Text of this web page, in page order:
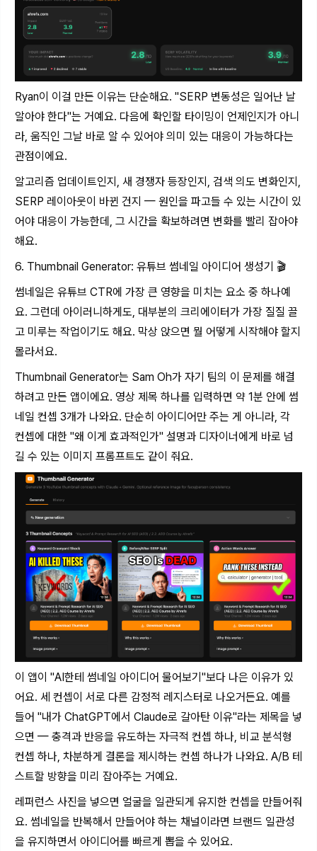
Ryan이 이걸 만든 이유는 단순해요. "SERP 변동성은 일어난 날
알아야 한다"는 거예요. 다음에 확인할 타이밍이 언제인지가 아니
라, 움직인 그날 바로 알 수 있어야 의미 있는 대응이 가능하다는
관점이에요.
알고리즘 업데이트인지, 새 경쟁자 등장인지, 검색 의도 변화인지,
SERP 레이아웃이 바뀐 건지 — 원인을 파고들 수 있는 시간이 있
어야 대응이 가능한데, 그 시간을 확보하려면 변화를 빨리 잡아야
해요.
6. Thumbnail Generator: 유튜브 썸네일 아이디어 생성기 🎬
썸네일은 유튜브 CTR에 가장 큰 영향을 미치는 요소 중 하나예
요. 그런데 아이러니하게도, 대부분의 크리에이터가 가장 질질 끌
고 미루는 작업이기도 해요. 막상 앉으면 뭘 어떻게 시작해야 할지
몰라서요.
Thumbnail Generator는 Sam Oh가 자기 팀의 이 문제를 해결
하려고 만든 앱이에요. 영상 제목 하나를 입력하면 약 1분 안에 썸
네일 컨셉 3개가 나와요. 단순히 아이디어만 주는 게 아니라, 각
컨셉에 대한 "왜 이게 효과적인가" 설명과 디자이너에게 바로 넘
길 수 있는 이미지 프롬프트도 같이 줘요.
이 앱이 "AI한테 썸네일 아이디어 물어보기"보다 나은 이유가 있
어요. 세 컨셉이 서로 다른 감정적 레지스터로 나오거든요. 예를
들어 "내가 ChatGPT에서 Claude로 갈아탄 이유"라는 제목을 넣
으면 — 충격과 반응을 유도하는 자극적 컨셉 하나, 비교 분석형
컨셉 하나, 차분하게 결론을 제시하는 컨셉 하나가 나와요. A/B 테
스트할 방향을 미리 잡아주는 거예요.
레퍼런스 사진을 넣으면 얼굴을 일관되게 유지한 컨셉을 만들어줘
요. 썸네일을 반복해서 만들어야 하는 채널이라면 브랜드 일관성
을 유지하면서 아이디어를 빠르게 뽑을 수 있어요.